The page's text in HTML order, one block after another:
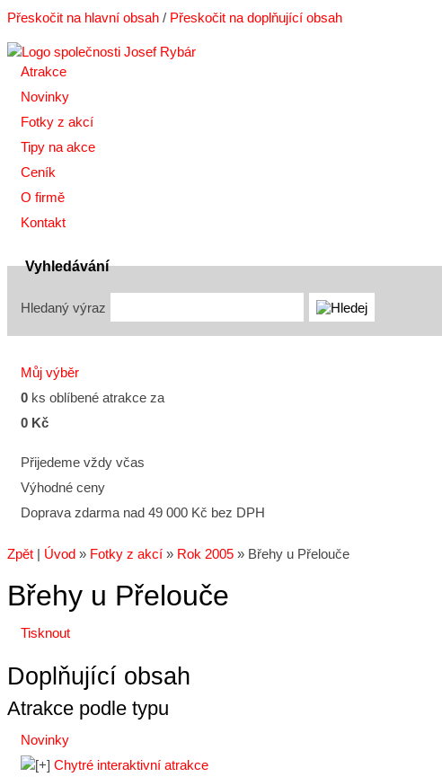
Přeskočit na hlavní obsah / Přeskočit na doplňující obsah
Atrakce
Novinky
Fotky z akcí
Tipy na akce
Ceník
O firmě
Kontakt
Vyhledávání
Hledaný výraz
Můj výběr
0 ks oblíbené atrakce za
0 Kč
Přijedeme vždy včas
Výhodné ceny
Doprava zdarma nad 49 000 Kč bez DPH
Zpět | Úvod » Fotky z akcí » Rok 2005 » Břehy u Přelouče
Břehy u Přelouče
Tisknout
Doplňující obsah
Atrakce podle typu
Novinky
Chytré interaktivní atrakce